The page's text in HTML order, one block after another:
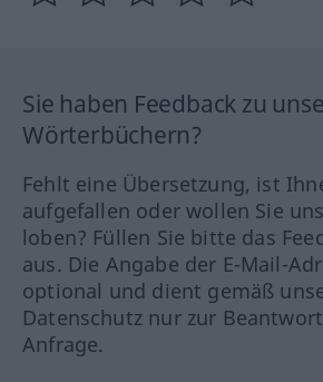
Sie haben Feedback zu
Wörterbüchern?
Fehlt eine Übersetzung, ist
aufgefallen oder wollen Sie
loben? Füllen Sie bitte das
aus. Die Angabe der E-Mail-
optional und dient gemäß
Datenschutz nur zur
Anfrage.